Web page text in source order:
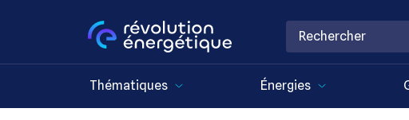
Thématiques Énergies